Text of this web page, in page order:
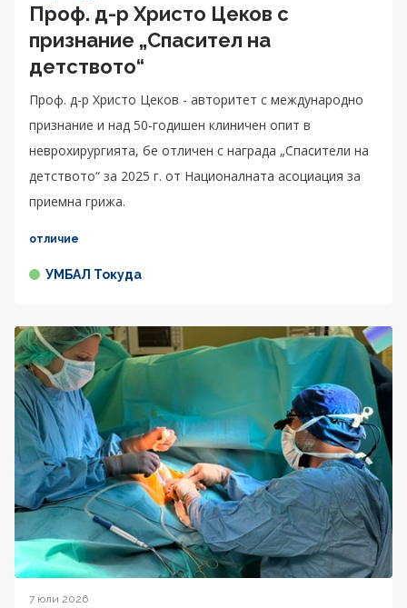
Проф. д-р Христо Цеков с
признание „Спасител на
детството“
Проф. д-р Христо Цеков - авторитет с международно
признание и над 50-годишен клиничен опит в
неврохирургията, бе отличен с награда „Спасители на
детството“ за 2025 г. от Националната асоциация за
приемна грижа.
отличие
УМБАЛ Токуда
7 юли 2026